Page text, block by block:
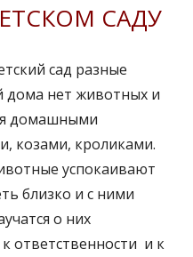
САДУ
сад разные
дома нет животных и
домашными
козами, кроликами.
успокаивают
близко и с ними
о них
ответственности и к